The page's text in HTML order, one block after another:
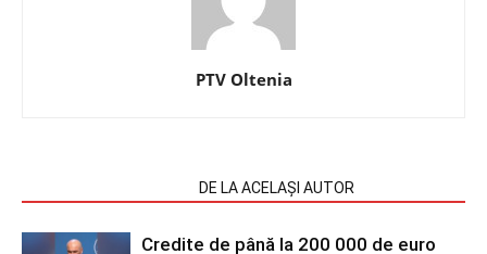
PTV Oltenia
DE LA ACELAȘI AUTOR
Credite de până la 200 000 de euro